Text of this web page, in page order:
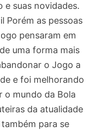
e suas novidades.
Porém as pessoas
pensaram em
uma forma mais
o Jogo a
e foi melhorando
o mundo da Bola
da atualidade
para se